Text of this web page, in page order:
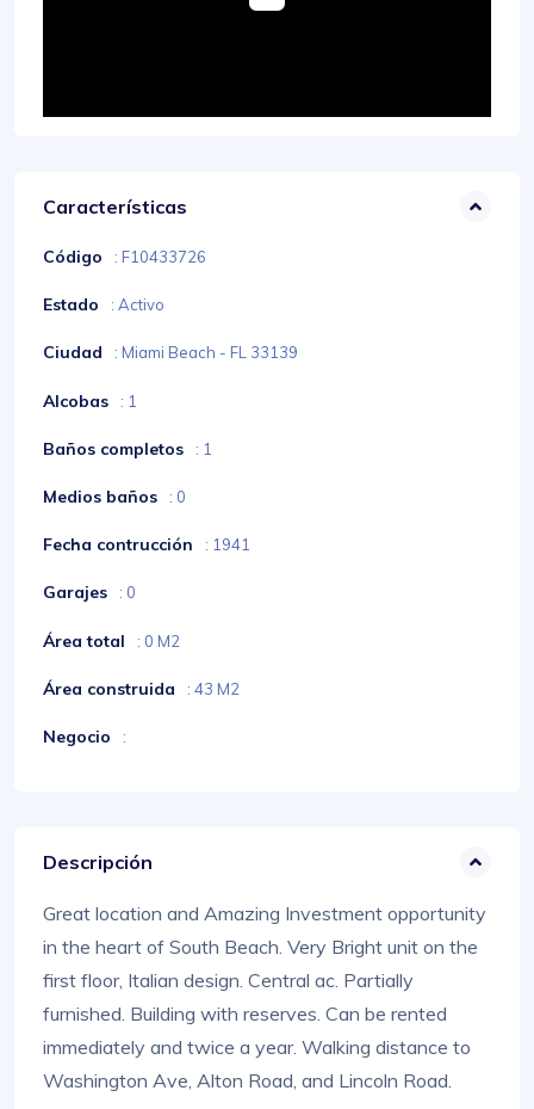
Características
Código : F10433726
Estado : Activo
Ciudad : Miami Beach - FL 33139
Alcobas : 1
Baños completos : 1
Medios baños : 0
Fecha contrucción : 1941
Garajes : 0
Área total : 0 M2
Área construida : 43 M2
Negocio :
Descripción
Great location and Amazing Investment opportunity
in the heart of South Beach. Very Bright unit on the
first floor, Italian design. Central ac. Partially
furnished. Building with reserves. Can be rented
immediately and twice a year. Walking distance to
Washington Ave, Alton Road, and Lincoln Road.